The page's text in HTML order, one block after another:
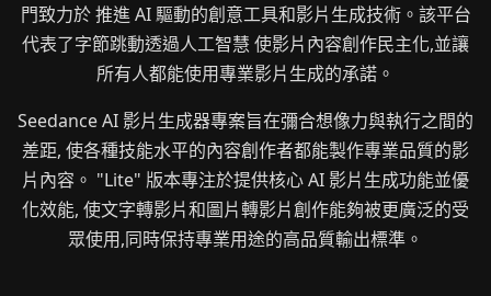
門致力於 推進 AI 驅動的創意工具和影片生成技術。該平台
代表了字節跳動透過人工智慧 使影片內容創作民主化,並讓
所有人都能使用專業影片生成的承諾。
Seedance AI 影片生成器專案旨在彌合想像力與執行之間的
差距, 使各種技能水平的內容創作者都能製作專業品質的影
片內容。 "Lite" 版本專注於提供核心 AI 影片生成功能並優
化效能, 使文字轉影片和圖片轉影片創作能夠被更廣泛的受
眾使用,同時保持專業用途的高品質輸出標準。